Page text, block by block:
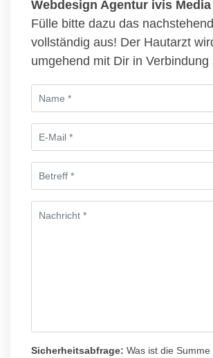
Webdesign Agentur ivis
Fülle bitte dazu das
vollständig aus! Der Hautarzt
umgehend mit Dir in Verbindung
Sicherheitsabfrage: Was ist die